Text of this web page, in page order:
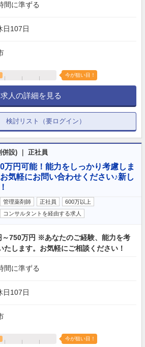
間に準ずる
日107日
今が狙い目！
求人の詳細を見る
検討リスト（要ログイン）
併設) ｜ 正社員
万円可能！能力をしっかり考慮しま
気軽にお問い合わせください♪新し
管理薬剤師 正社員
600万以上
コンサルタントを経由する求人
～750万円 ※あなたのご経験、能力を考
たします。お気軽にご相談ください！
間に準ずる
日107日
今が狙い目！